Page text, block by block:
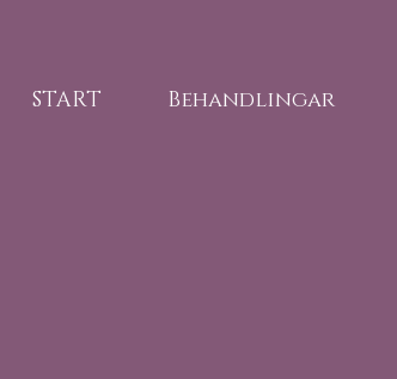
START Behandlingar